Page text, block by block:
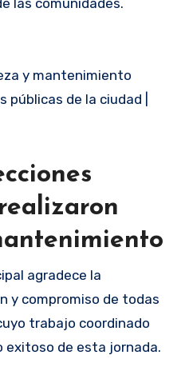
las comunidades.
y mantenimiento
públicas de la ciudad |
agradece la
y compromiso de todas
trabajo coordinado
exitoso de esta jornada.